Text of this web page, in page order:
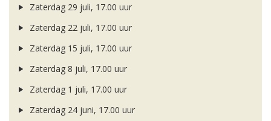
Zaterdag 29 juli, 17.00 uur
Zaterdag 22 juli, 17.00 uur
Zaterdag 15 juli, 17.00 uur
Zaterdag 8 juli, 17.00 uur
Zaterdag 1 juli, 17.00 uur
Zaterdag 24 juni, 17.00 uur